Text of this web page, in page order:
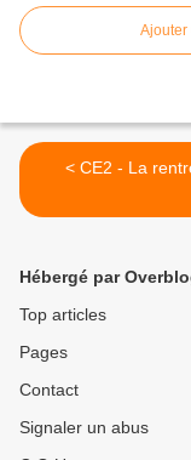
Ajouter
< CE2 - La
Hébergé par
Top articles
Pages
Contact
Signaler un abus